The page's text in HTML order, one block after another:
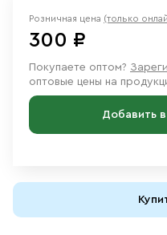
Розничная цена (только
300 ₽
Покупаете оптом?
оптовые цены на
Добавить